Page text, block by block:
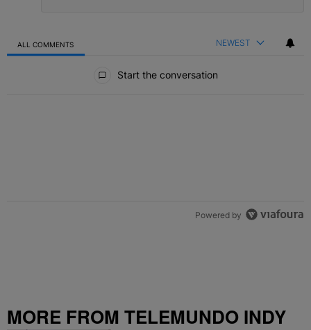
ALL COMMENTS NEWEST
Start the conversation
Powered by
MORE FROM TELEMUNDO INDY